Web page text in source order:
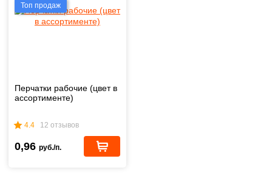
Топ продаж
Перчатки рабочие (цвет в
ассортименте)
4.4 12 отзывов
0,96 руб./п.